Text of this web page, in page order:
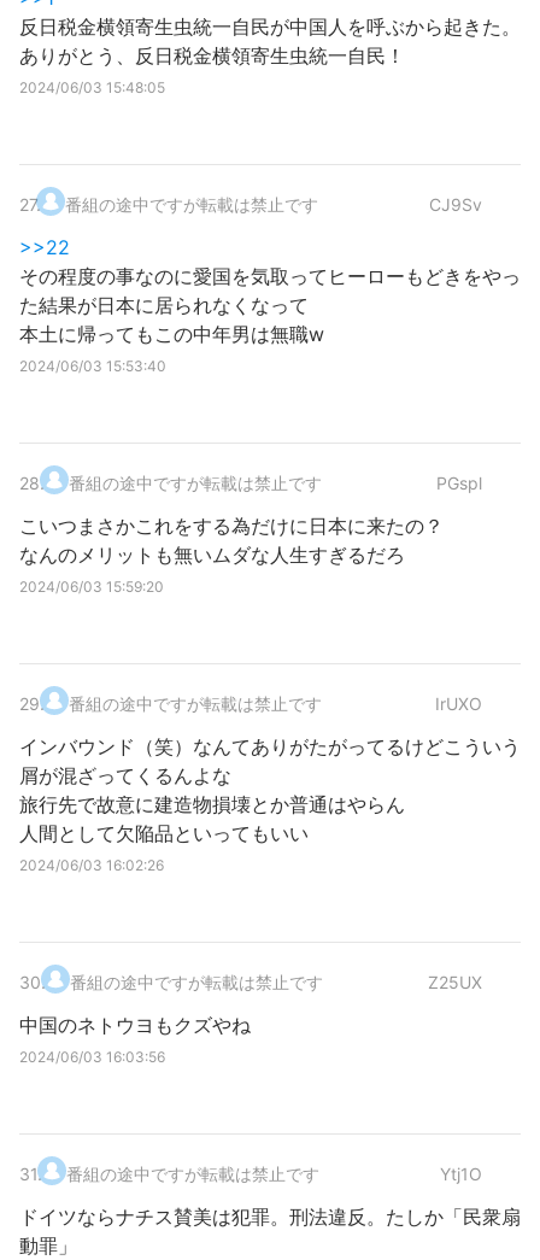
反日税金横領寄生虫統一自民が中国人を呼ぶから起きた。
ありがとう、反日税金横領寄生虫統一自民！
2024/06/03 15:48:05
27. 番組の途中ですが転載は禁止です CJ9Sv
>>22
その程度の事なのに愛国を気取ってヒーローもどきをやっ
た結果が日本に居られなくなって
本土に帰ってもこの中年男は無職w
2024/06/03 15:53:40
28. 番組の途中ですが転載は禁止です PGspl
こいつまさかこれをする為だけに日本に来たの？
なんのメリットも無いムダな人生すぎるだろ
2024/06/03 15:59:20
29. 番組の途中ですが転載は禁止です IrUXO
インバウンド（笑）なんてありがたがってるけどこういう
屑が混ざってくるんよな
旅行先で故意に建造物損壊とか普通はやらん
人間として欠陥品といってもいい
2024/06/03 16:02:26
30. 番組の途中ですが転載は禁止です Z25UX
中国のネトウヨもクズやね
2024/06/03 16:03:56
31. 番組の途中ですが転載は禁止です Ytj1O
ドイツならナチス賛美は犯罪。刑法違反。たしか「民衆扇
動罪」